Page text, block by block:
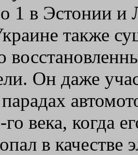
1 в Эстонии и
также
Он даже
века, когда
в качестве